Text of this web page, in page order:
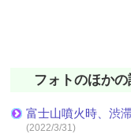
フォトのほかの
富士山噴火時、渋
(2022/3/31)